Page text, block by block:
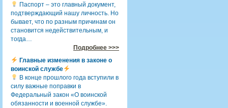
Паспорт – это главный документ,
подтверждающий нашу личность. Но
бывает, что по разным причинам он
становится недействительным, и
тогда…
Подробнее >>>
Главные изменения в законе о
воинской службе
В конце прошлого года вступили в
силу важные поправки в
Федеральный закон «О воинской
обязанности и военной службе».